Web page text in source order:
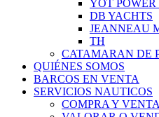
YOT
DB YACHTS
JEANNEAU
TH
CATAMARAN DE
QUIÉNES SOMOS
BARCOS EN VENTA
SERVICIOS NAUTICOS
COMPRA Y